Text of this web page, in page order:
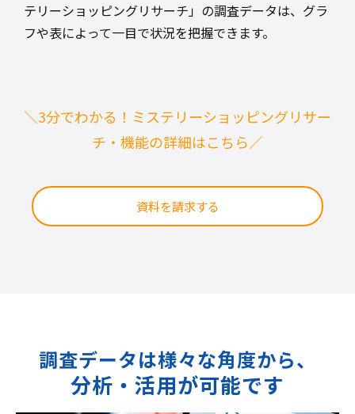
テリーショッピングリサーチ」の調査データは、グラ
フや表によって一目で状況を把握できます。
＼3分でわかる！ミステリーショッピングリサー
チ・機能の詳細はこちら／
資料を請求する
調査データは様々な角度から、
分析・活用が可能です